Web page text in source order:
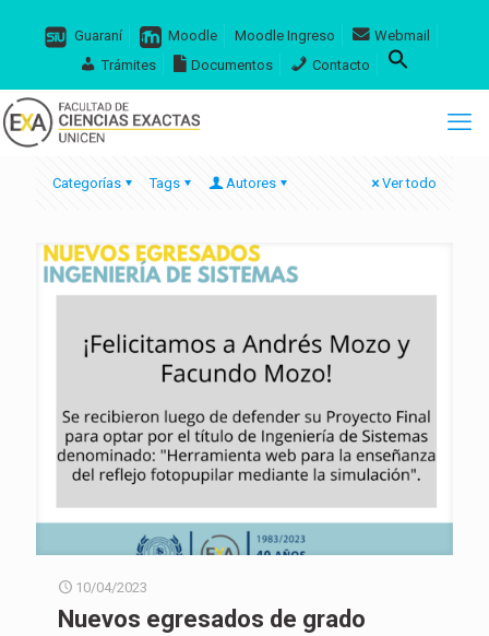
Guaraní Moodle Moodle Ingreso
Webmail
Trámites
Documentos Contacto
Categorías Tags Autores Ver todo
10/04/2023
Nuevos egresados de grado